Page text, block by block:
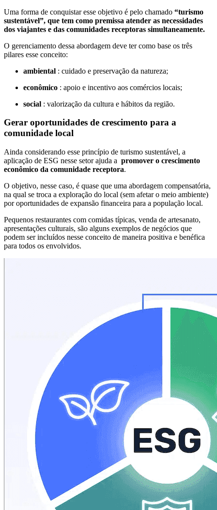
Uma forma de conquistar esse objetivo é pelo chamado “turismo
sustentável”, que tem como premissa atender as necessidades
dos viajantes e das comunidades receptoras simultaneamente.
O gerenciamento dessa abordagem deve ter como base os três
pilares esse conceito:
ambiental : cuidado e preservação da natureza;
econômico : apoio e incentivo aos comércios locais;
social : valorização da cultura e hábitos da região.
Gerar oportunidades de crescimento para a
comunidade local
Ainda considerando esse princípio de turismo sustentável, a
aplicação de ESG nesse setor ajuda a promover o crescimento
econômico da comunidade receptora.
O objetivo, nesse caso, é quase que uma abordagem compensatória,
na qual se troca a exploração do local (sem afetar o meio ambiente)
por oportunidades de expansão financeira para a população local.
Pequenos restaurantes com comidas típicas, venda de artesanato,
apresentações culturais, são alguns exemplos de negócios que
podem ser incluídos nesse conceito de maneira positiva e benéfica
para todos os envolvidos.